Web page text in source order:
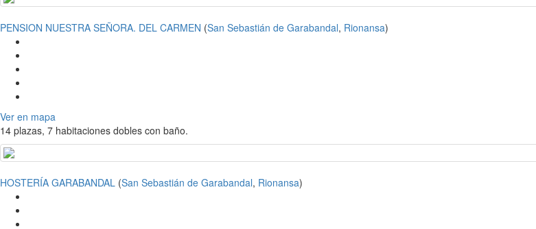
PENSION NUESTRA SEÑORA. DEL CARMEN (San Sebastián de Garabandal, Rionansa)
Ver en mapa
14 plazas, 7 habitaciones dobles con baño.
HOSTERÍA GARABANDAL (San Sebastián de Garabandal, Rionansa)